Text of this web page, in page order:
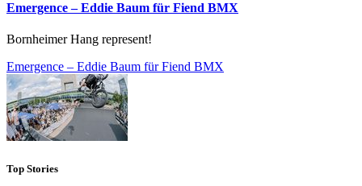
Emergence – Eddie Baum für Fiend BMX
Bornheimer Hang represent!
Emergence – Eddie Baum für Fiend BMX
Top Stories